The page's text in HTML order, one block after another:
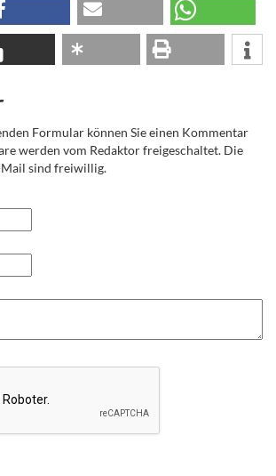
Formular können Sie einen Kommentar
werden vom Redaktor freigeschaltet. Die
Mail sind freiwillig.